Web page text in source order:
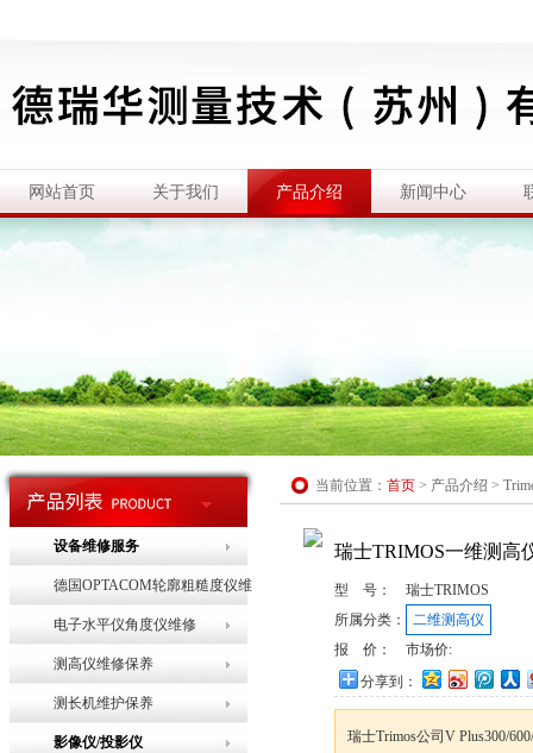
网站首页 关于我们 产品介绍 新闻中心
设备维修服务
德国OPTACOM轮廓粗糙度仪维
修
电子水平仪角度仪维修
测高仪维修保养
测长机维护保养
影像仪/投影仪
当前位置： 首页 > 产品介绍 >
瑞士TRIMOS一维测高
型 号：
瑞士TRIMOS
所属分类：
二维测高仪
报 价：
市场价:
分享到：
瑞士Trimos公司V Plus300/